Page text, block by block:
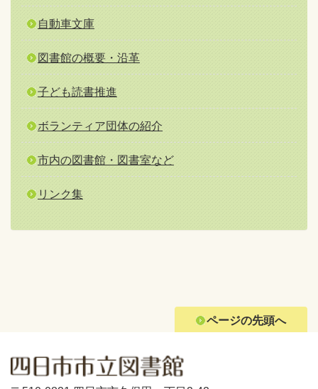
自動車文庫
図書館の概要・沿革
子ども読書推進
ボランティア団体の紹介
市内の図書館・図書室など
リンク集
ページの先頭へ